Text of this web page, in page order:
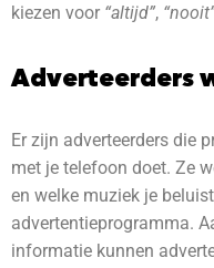
kiezen voor “altijd”,
Adverteerders
Er zijn adverteerders die
met je telefoon doet. Ze
en welke muziek je
advertentieprogramma.
informatie kunnen